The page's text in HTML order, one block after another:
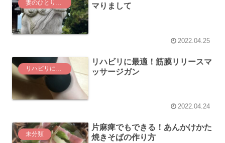
妻のひとりごと
マりまして
2022.04.25
リハビリに最適！筋膜リリースマ
ッサージガン
2022.04.24
未分類
片麻痺でもできる！あんかけかた
焼きそばの作り方